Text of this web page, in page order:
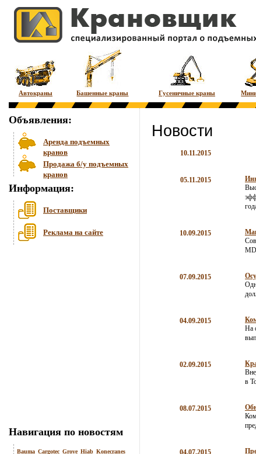
Автокраны Башенные краны Гусеничные краны
Объявления:
Аренда подъемных
кранов
Продажа б/у подъемных
кранов
Информация:
Поставщики
Реклама на сайте
Навигация по новостям
Bauma Cargotec Grove Hiab Konecranes
Новости
10.11.2015
05.11.2015
10.09.2015
07.09.2015
04.09.2015
На
02.09.2015
в
08.07.2015
04.07.2015